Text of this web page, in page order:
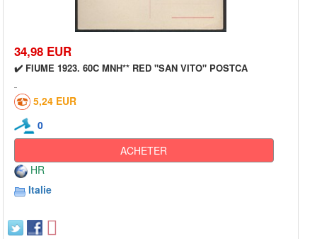
34,98 EUR
✔️ FIUME 1923. 60C MNH** RED "SAN VITO" POSTCA
5,24 EUR
0
ACHETER
HR
Italie